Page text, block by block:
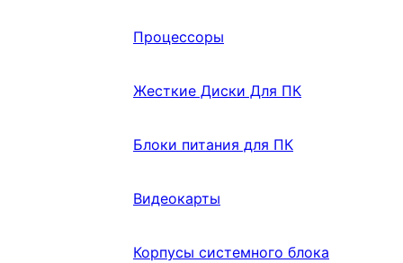
Процессоры
Жесткие Диски Для ПК
Блоки питания для ПК
Видеокарты
Корпусы системного блока